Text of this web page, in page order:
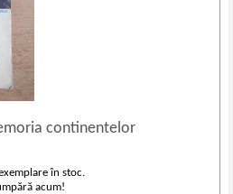
continentelor
în stoc.
acum!